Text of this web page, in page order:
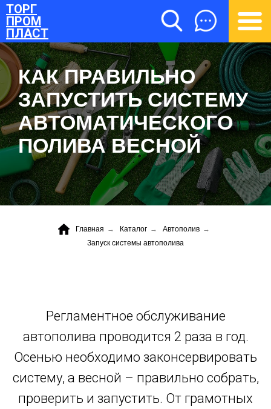
ТОРГПРОМПЛАСТ
ТОРГ
ПРОМ
ПЛАСТ
(700) 730-70-73
КАК ПРАВИЛЬНО
ЗАПУСТИТЬ СИСТЕМУ
АВТОМАТИЧЕСКОГО
ПОЛИВА ВЕСНОЙ
Главная → Каталог → Автополив →
Запуск системы автополива
Регламентное обслуживание
автополива проводится 2 раза в год.
Осенью необходимо законсервировать
систему, а весной – правильно собрать,
проверить и запустить. От грамотных